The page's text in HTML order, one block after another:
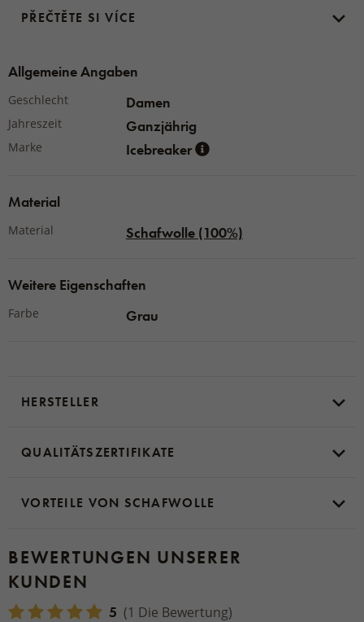
PŘEČTĚTE SI VÍCE
Allgemeine Angaben
Geschlecht Damen
Jahreszeit Ganzjährig
Marke Icebreaker
Material
Material Schafwolle (100%)
Weitere Eigenschaften
Farbe Grau
HERSTELLER
QUALITÄTSZERTIFIKATE
VORTEILE VON SCHAFWOLLE
BEWERTUNGEN UNSERER
KUNDEN
5 (1 Die Bewertung)